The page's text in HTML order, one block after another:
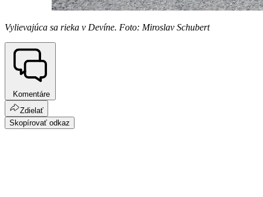
Vylievajúca sa rieka v Devíne. Foto: Miroslav Schubert
Komentáre
Zdielať
Skopírovať odkaz